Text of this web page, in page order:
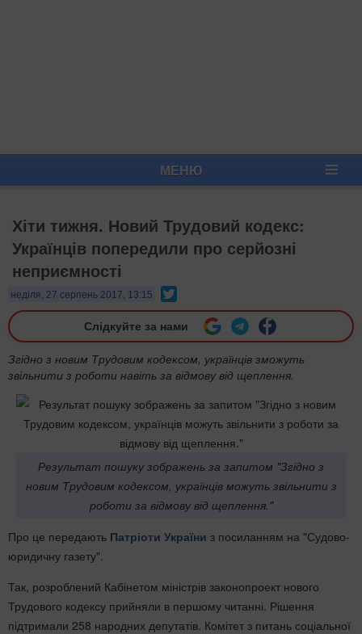
МЕНЮ
Хіти тижня. Новий Трудовий кодекс:
Українців попередили про серйозні
неприємності
неділя, 27 серпень 2017, 13:15
Слідкуйте за нами
​Згідно з новим Трудовим кодексом, українців зможуть
звільнити з роботи навіть за відмову від щеплення.
Результат пошуку зображень за запитом "Згідно з
новим Трудовим кодексом, українців можуть звільнити з
роботи за відмову від щеплення."
Про це передають Патріоти України з посиланням на "Судово-
юридичну газету".
Так, розроблений Кабінетом міністрів законопроект нового
Трудового кодексу прийняли в першому читанні. Рішення
підтримали 258 народних депутатів. Комітет з питань соціальної